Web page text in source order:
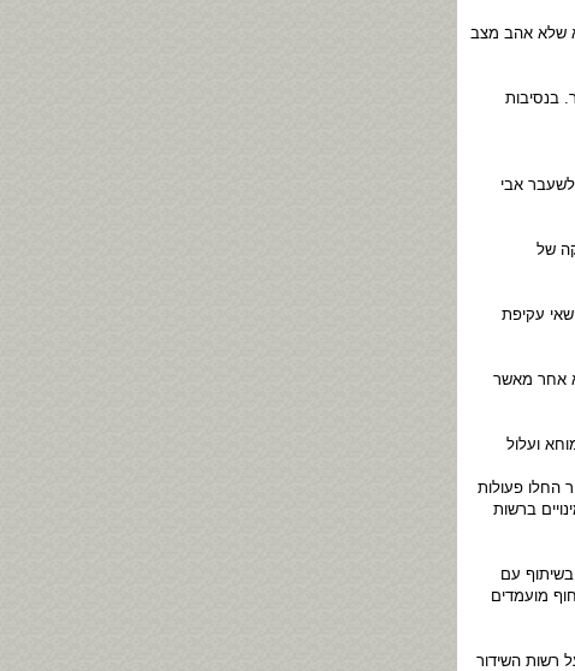
שלא אהב מצב
בנסיבות
אבי
של
עקיפת
אחר מאשר
ועלול
החלו פעולות
ברשות
עם
מועמדים
רשות השידור